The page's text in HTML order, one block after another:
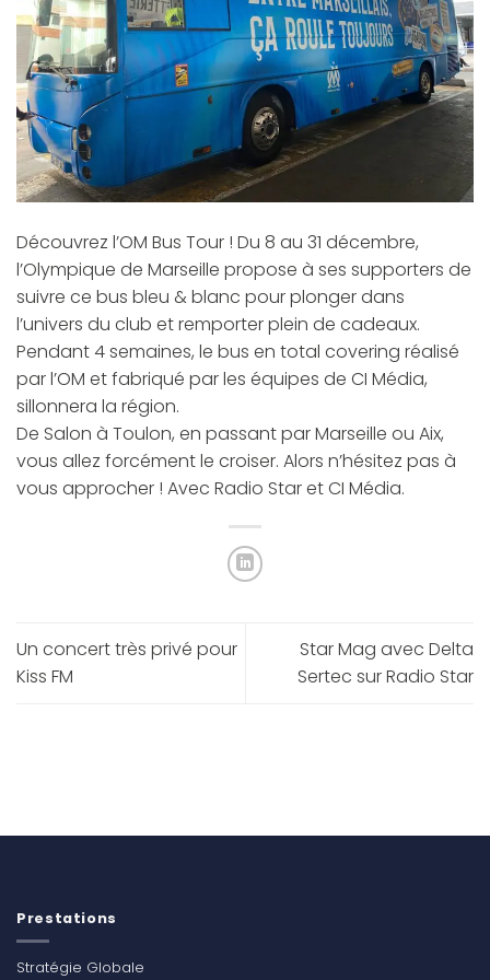
Découvrez l’OM Bus Tour ! Du 8 au 31 décembre,
l’Olympique de Marseille propose à ses supporters de
suivre ce bus bleu & blanc pour plonger dans
l’univers du club et remporter plein de cadeaux.
Pendant 4 semaines, le bus en total covering réalisé
par l’OM et fabriqué par les équipes de CI Média,
sillonnera la région.
De Salon à Toulon, en passant par Marseille ou Aix,
vous allez forcément le croiser. Alors n’hésitez pas à
vous approcher ! Avec Radio Star et CI Média.
Un concert très privé pour
Kiss FM
Star Mag avec Delta
Sertec sur Radio Star
Prestations
Stratégie Globale